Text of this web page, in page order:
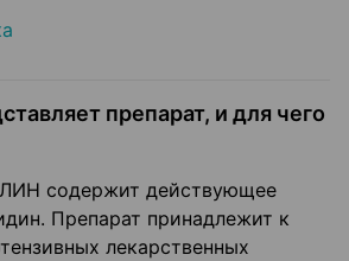
препарат, и для чего
содержит действующее
Препарат принадлежит к
лекарственных